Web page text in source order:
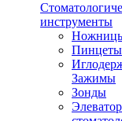
инструменты
Пинцеты
Зажимы
Зонды